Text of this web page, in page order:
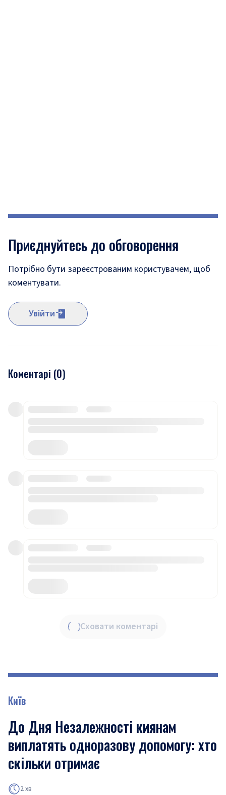
Приєднуйтесь до обговорення
Потрібно бути зареєстрованим користувачем, щоб
коментувати.
Увійти
Коментарі (0)
Сховати коментарі
Київ
До Дня Незалежності киянам
виплатять одноразову допомогу: хто
скільки отримає
2 хв